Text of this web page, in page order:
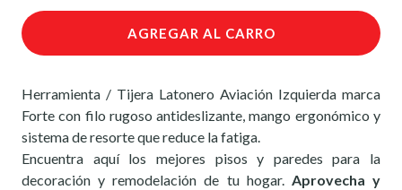
AGREGAR AL CARRO
Herramienta / Tijera Latonero Aviación Izquierda marca
Forte con filo rugoso antideslizante, mango ergonómico y
sistema de resorte que reduce la fatiga.
Encuentra aquí los mejores pisos y paredes para la
decoración y remodelación de tu hogar. Aprovecha y